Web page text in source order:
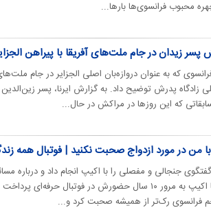
محبوب فرانسوی‌ها بارها...
زیدان در جام ملت‌های آفریقا با پیراهن
که به عنوان دروازه‌بان اصلی الجزایر در جام
زادگاه پدرش توضیح داد. به گزارش ایرنا، پسر
که این روزها در مراکش در حال...
با من در مورد ازدواج صحبت نکنید | فوتبال همه
گفتگوی جنجالی و مفصلی را با اکیپ انجام داد و
در گفتگویی با اکیپ به مرور ۱۰ سال حضورش در
فرانسوی رک‌تر از همیشه صحبت کرد و...